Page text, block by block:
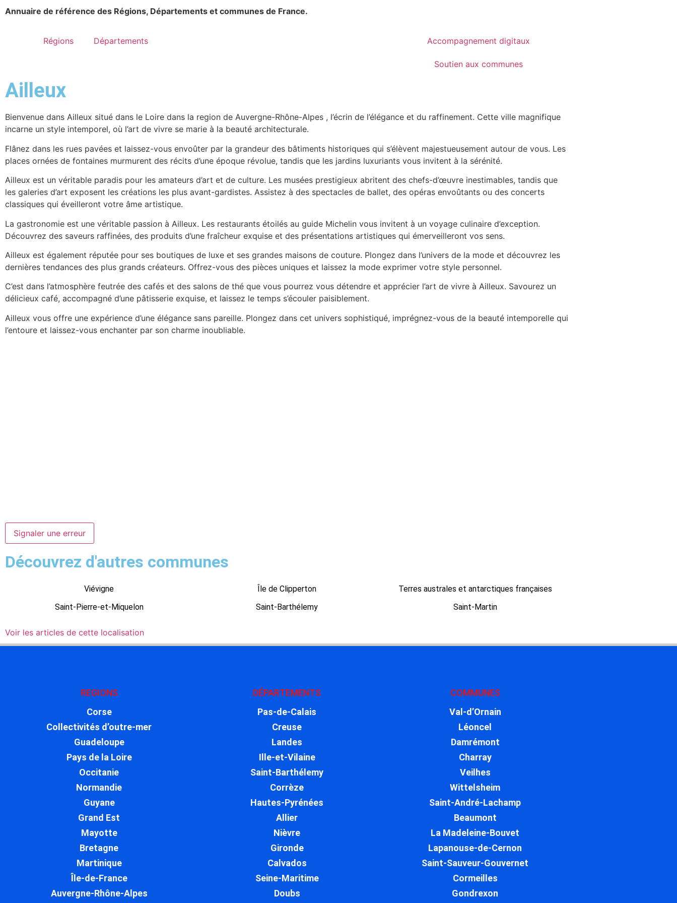
Annuaire de référence des Régions, Départements et communes de France.
Régions Départements Accompagnement digitaux
Soutien aux communes
Ailleux
Bienvenue dans Ailleux situé dans le Loire dans la region de Auvergne-Rhône-Alpes , l’écrin de l’élégance et du raffinement. Cette ville magnifique
incarne un style intemporel, où l’art de vivre se marie à la beauté architecturale.
Flânez dans les rues pavées et laissez-vous envoûter par la grandeur des bâtiments historiques qui s’élèvent majestueusement autour de vous. Les
places ornées de fontaines murmurent des récits d’une époque révolue, tandis que les jardins luxuriants vous invitent à la sérénité.
Ailleux est un véritable paradis pour les amateurs d’art et de culture. Les musées prestigieux abritent des chefs-d’œuvre inestimables, tandis que
les galeries d’art exposent les créations les plus avant-gardistes. Assistez à des spectacles de ballet, des opéras envoûtants ou des concerts
classiques qui éveilleront votre âme artistique.
La gastronomie est une véritable passion à Ailleux. Les restaurants étoilés au guide Michelin vous invitent à un voyage culinaire d’exception.
Découvrez des saveurs raffinées, des produits d’une fraîcheur exquise et des présentations artistiques qui émerveilleront vos sens.
Ailleux est également réputée pour ses boutiques de luxe et ses grandes maisons de couture. Plongez dans l’univers de la mode et découvrez les
dernières tendances des plus grands créateurs. Offrez-vous des pièces uniques et laissez la mode exprimer votre style personnel.
C’est dans l’atmosphère feutrée des cafés et des salons de thé que vous pourrez vous détendre et apprécier l’art de vivre à Ailleux. Savourez un
délicieux café, accompagné d’une pâtisserie exquise, et laissez le temps s’écouler paisiblement.
Ailleux vous offre une expérience d’une élégance sans pareille. Plongez dans cet univers sophistiqué, imprégnez-vous de la beauté intemporelle qui
l’entoure et laissez-vous enchanter par son charme inoubliable.
Signaler une erreur
Découvrez d'autres communes
Viévigne Île de Clipperton
Terres australes et antarctiques françaises
Saint-Pierre-et-Miquelon
Saint-Barthélemy Saint-Martin
Voir les articles de cette localisation
REGIONS
Corse
Collectivités d’outre-mer
Guadeloupe
Pays de la Loire
Occitanie
Normandie
Guyane
Grand Est
Mayotte
Bretagne
Martinique
Île-de-France
Auvergne-Rhône-Alpes
DÉPARTEMENTS
Pas-de-Calais
Creuse
Landes
Ille-et-Vilaine
Saint-Barthélemy
Corrèze
Hautes-Pyrénées
Allier
Nièvre
Gironde
Calvados
Seine-Maritime
Doubs
COMMUNES
Val-d’Ornain
Léoncel
Damrémont
Charray
Veilhes
Wittelsheim
Saint-André-Lachamp
Beaumont
La Madeleine-Bouvet
Lapanouse-de-Cernon
Saint-Sauveur-Gouvernet
Cormeilles
Gondrexon